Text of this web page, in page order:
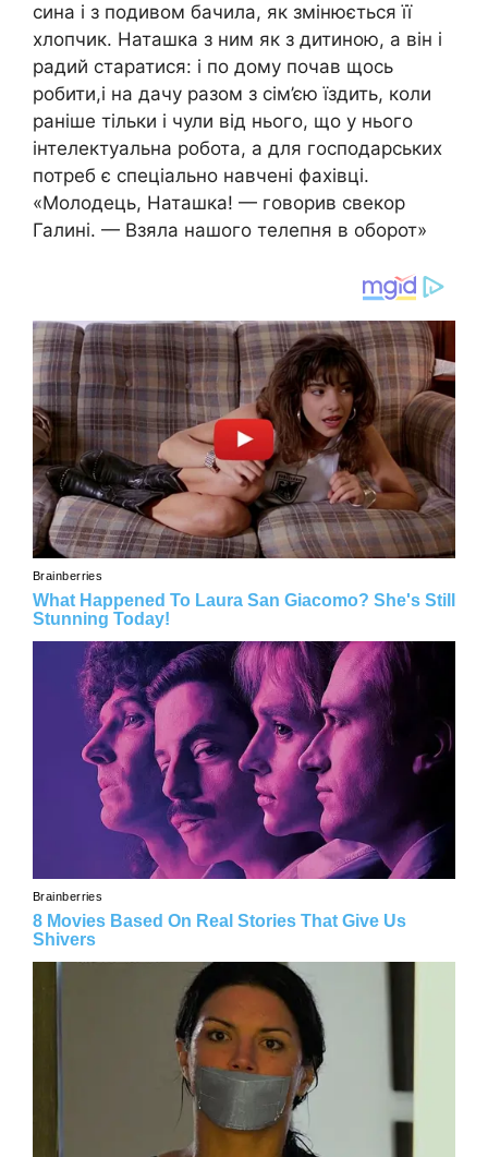
сина і з подивом бачила, як змінюється її
хлопчик. Наташка з ним як з дитиною, а він і
радий старатися: і по дому почав щось
робити,і на дачу разом з сім’єю їздить, коли
раніше тільки і чули від нього, що у нього
інтелектуальна робота, а для господарських
потреб є спеціально навчені фахівці.
«Молодець, Наташка! — говорив свекор
Галині. — Взяла нашого телепня в оборот»